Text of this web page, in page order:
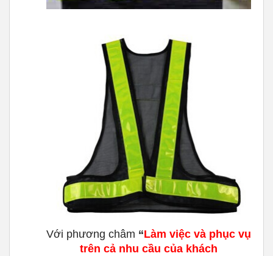
Với phương châm “Làm việc và phục vụ
trên cả nhu cầu của khách